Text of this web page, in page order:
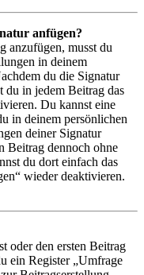
anfügen?
anzufügen, musst du
in deinem
du die Signatur
du in jedem Beitrag das
Du kannst eine
in deinem persönlichen
deiner Signatur
Beitrag dennoch ohne
du dort einfach das
wieder deaktivieren.
oder den ersten Beitrag
ein Register „Umfrage